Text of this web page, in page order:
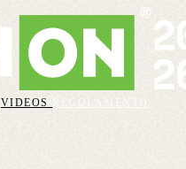
VIDEOS
REGOLAMENTO